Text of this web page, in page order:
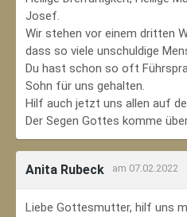
Josef.
Wir stehen vor einem dritten
dass so viele unschuldige
Du hast schon so oft
Sohn für uns gehalten.
Hilf auch jetzt uns allen auf
Der Segen Gottes komme
Anita Rubeck am 07.02.2022
Liebe Gottesmutter, hilf uns